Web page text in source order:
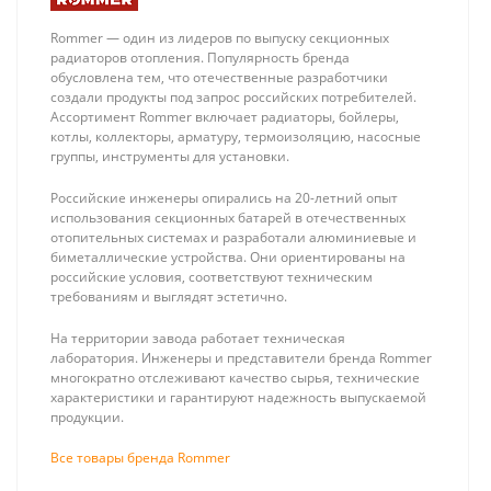
Federica Bugatti
Бойлер
послойного
нагрева из
нерж. стали
(объем 100л)
55 160 ₽
Бойлер из
нержавеющей
стали (объем
150л, бак в
баке)
61 780 ₽
Rommer — один из лидеров по выпуску секционных
радиаторов отопления. Популярность бренда
обусловлена тем, что отечественные разработчики
создали продукты под запрос российских потребителей.
Ассортимент Rommer включает радиаторы, бойлеры,
котлы, коллекторы, арматуру, термоизоляцию, насосные
группы, инструменты для установки.
Российские инженеры опирались на 20-летний опыт
использования секционных батарей в отечественных
отопительных системах и разработали алюминиевые и
биметаллические устройства. Они ориентированы на
российские условия, соответствуют техническим
требованиям и выглядят эстетично.
На территории завода работает техническая
лаборатория. Инженеры и представители бренда Rommer
многократно отслеживают качество сырья, технические
характеристики и гарантируют надежность выпускаемой
продукции.
Все товары бренда Rommer